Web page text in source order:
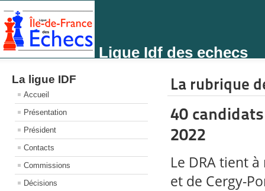
Ligue Idf des echecs
La ligue IDF
Accueil
Présentation
Président
Contacts
Commissions
Décisions
La rubrique
40
2022
Le DRA tient
et de Cergy-